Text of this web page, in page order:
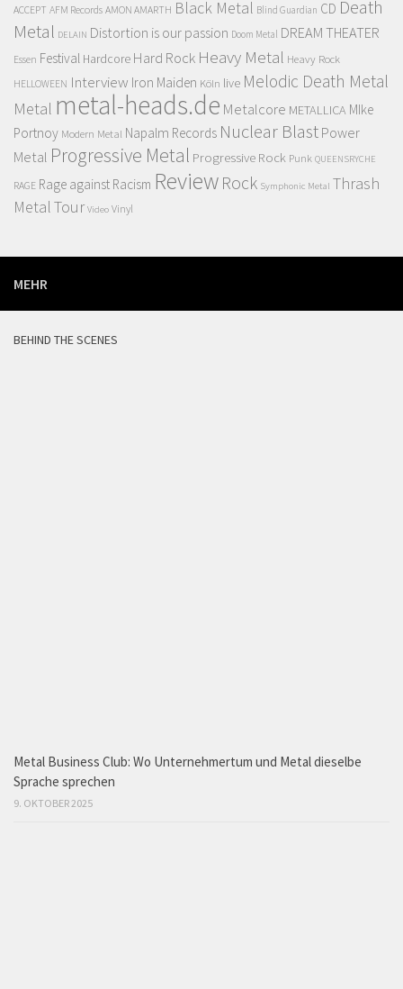
ACCEPT AFM Records AMON AMARTH Black Metal Blind Guardian CD Death
Metal DELAIN Distortion is our passion Doom Metal DREAM THEATER
Essen Festival Hardcore Hard Rock Heavy Metal Heavy Rock
HELLOWEEN Interview Iron Maiden Köln live Melodic Death Metal
Metal metal-heads.de Metalcore METALLICA MIke
Portnoy Modern Metal Napalm Records Nuclear Blast Power
Metal Progressive Metal Progressive Rock Punk QUEENSRYCHE
RAGE Rage against Racism Review Rock Symphonic Metal Thrash
MetalTour Video Vinyl
MEHR
BEHIND THE SCENES
Metal Business Club: Wo Unternehmertum und Metal dieselbe
Sprache sprechen
9. OKTOBER 2025